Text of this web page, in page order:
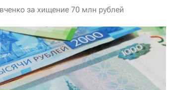
за хищение 70 млн рублей